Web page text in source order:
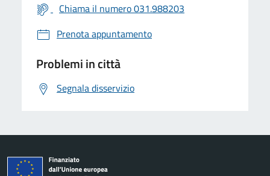
Chiama il numero 031.988203
Prenota appuntamento
Problemi in città
Segnala disservizio